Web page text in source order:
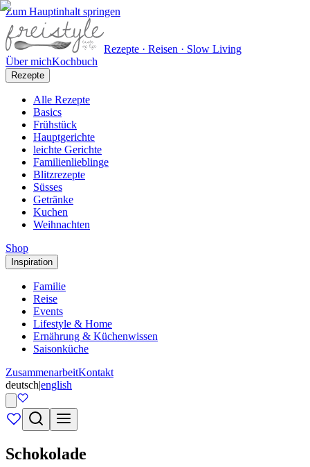
Zum Hauptinhalt springen
Rezepte · Reisen · Slow Living
Über michKochbuch
Rezepte
Alle Rezepte
Basics
Frühstück
Hauptgerichte
leichte Gerichte
Familienlieblinge
Blitzrezepte
Süsses
Getränke
Kuchen
Weihnachten
Shop
Inspiration
Familie
Reise
Events
Lifestyle & Home
Ernährung & Küchenwissen
Saisonküche
ZusammenarbeitKontakt
deutsch|english
Schokolade